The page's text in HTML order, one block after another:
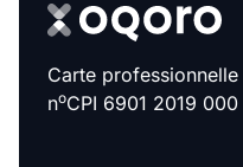
Carte professionnelle
noCPI 6901 2019